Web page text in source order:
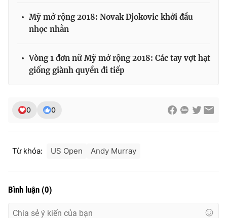
Mỹ mở rộng 2018: Novak Djokovic khởi đầu
nhọc nhằn
Vòng 1 đơn nữ Mỹ mở rộng 2018: Các tay vợt hạt
giống giành quyền đi tiếp
0 0
Từ khóa: US Open Andy Murray
Bình luận (0)